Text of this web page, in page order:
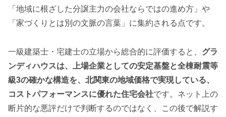
「地域に根ざした分譲主力の会社ならではの進め方」や
「家づくりとは別の文脈の言葉」に集約される点です。
一級建築士・宅建士の立場から総合的に評価すると、 グラ
ンディハウスは、上場企業としての安定基盤と全棟耐震等
級3の確かな構造を、北関東の地域価格で実現している、
コストパフォーマンスに優れた住宅会社です。ネット上の
断片的な悪評だけで判断するのではなく、この後で解説す